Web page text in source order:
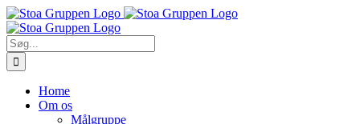
Skip
to
content
Søg
efter:
Home
Om os
Målgruppe